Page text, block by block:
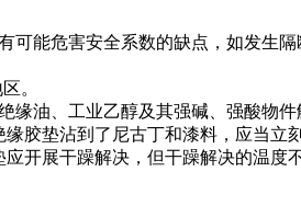
能危害安全系数的缺点，如发生
。
油、工业乙醇及其强碱、强酸物件
胶垫沾到了尼古丁和漆料，应当立
开展干躁解决，但干躁解决的温度